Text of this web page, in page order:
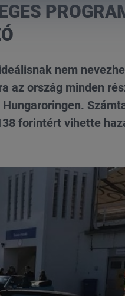
nem
az ország minden
forintért vihette